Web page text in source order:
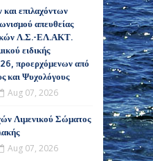
και επιλαχόντων
απευθείας
Λ.Σ.-ΕΛ.ΑΚΤ.
ειδικής
προερχόμενων από
και Ψυχολόγους
Aug 07, 2026
Λιμενικού Σώματος
Aug 07, 2026